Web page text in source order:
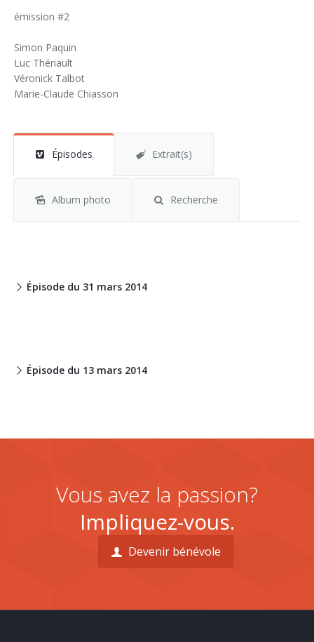
émission #2
Simon Paquin
Luc Thériault
Véronick Talbot
Marie-Claude Chiasson
Épisodes Extrait(s)
Album photo Recherche
Épisode du 31 mars 2014
Épisode du 13 mars 2014
Vous avez la passion?
Impliquez-vous.
Devenir bénévole